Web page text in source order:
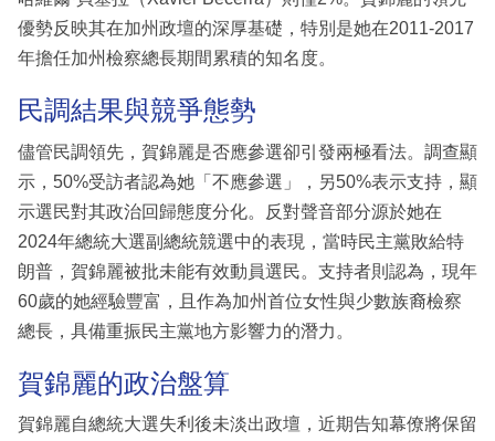
優勢反映其在加州政壇的深厚基礎，特別是她在2011-2017
年擔任加州檢察總長期間累積的知名度。
民調結果與競爭態勢
儘管民調領先，賀錦麗是否應參選卻引發兩極看法。調查顯
示，50%受訪者認為她「不應參選」，另50%表示支持，顯
示選民對其政治回歸態度分化。反對聲音部分源於她在
2024年總統大選副總統競選中的表現，當時民主黨敗給特
朗普，賀錦麗被批未能有效動員選民。支持者則認為，現年
60歲的她經驗豐富，且作為加州首位女性與少數族裔檢察
總長，具備重振民主黨地方影響力的潛力。
賀錦麗的政治盤算
賀錦麗自總統大選失利後未淡出政壇，近期告知幕僚將保留